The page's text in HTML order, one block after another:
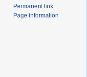
Permanent link
Page information